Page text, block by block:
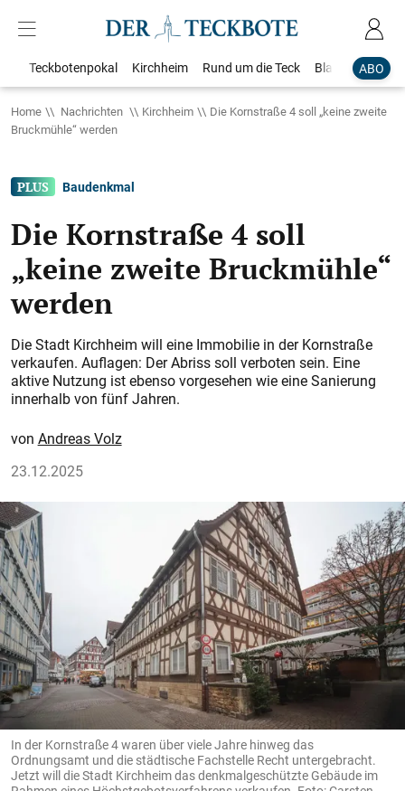
ABO
Teckbotenpokal Kirchheim Rund um die Teck Blaulicht
Home Nachrichten Kirchheim
Die Kornstraße 4 soll „keine zweite
Bruckmühle“ werden
Baudenkmal
Die Kornstraße 4 soll
„keine zweite Bruckmühle“
werden
Die Stadt Kirchheim will eine Immobilie in der Kornstraße
verkaufen. Auflagen: Der Abriss soll verboten sein. Eine
aktive Nutzung ist ebenso vorgesehen wie eine Sanierung
innerhalb von fünf Jahren.
Andreas Volz
23.12.2025
In der Kornstraße 4 waren über viele Jahre hinweg das
Ordnungsamt und die städtische Fachstelle Recht untergebracht.
Jetzt will die Stadt Kirchheim das denkmalgeschützte Gebäude im